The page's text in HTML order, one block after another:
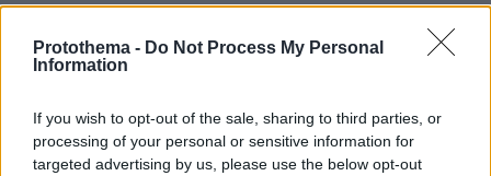
Protothema - Do Not Process My Personal
Information
If you wish to opt-out of the sale, sharing to third parties, or
processing of your personal or sensitive information for
targeted advertising by us, please use the below opt-out